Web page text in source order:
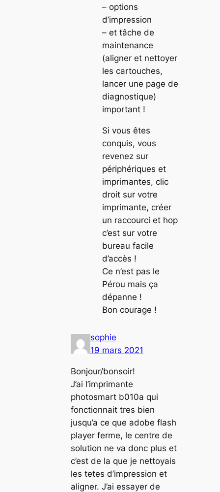
– options
d’impression
– et tâche de
maintenance
(aligner et nettoyer
les cartouches,
lancer une page de
diagnostique)
important !
Si vous êtes
conquis, vous
revenez sur
périphériques et
imprimantes, clic
droit sur votre
imprimante, créer
un raccourci et hop
c’est sur votre
bureau facile
d’accès !
Ce n’est pas le
Pérou mais ça
dépanne !
Bon courage !
sophie
19 mars 2021
Bonjour/bonsoir!
J’ai l’imprimante
photosmart b010a qui
fonctionnait tres bien
jusqu’a ce que adobe flash
player ferme, le centre de
solution ne va donc plus et
c’est de la que je nettoyais
les tetes d’impression et
aligner. J’ai essayer de